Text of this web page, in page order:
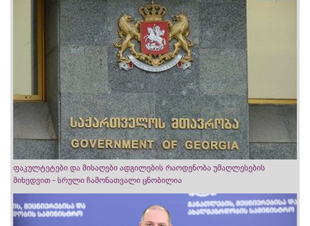
ფაკულტეტები და მისაღები ადგილების რაოდენობა უმაღლესების
მიხედვით - სრული ჩამონათვალი ცნობილია